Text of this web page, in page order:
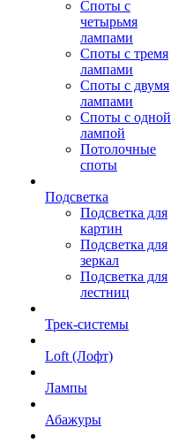
Споты с
четырьмя
лампами
Споты с тремя
лампами
Споты с двумя
лампами
Споты с одной
лампой
Потолочные
споты
Подсветка
Подсветка для
картин
Подсветка для
зеркал
Подсветка для
лестниц
Трек-системы
Loft (Лофт)
Лампы
Абажуры